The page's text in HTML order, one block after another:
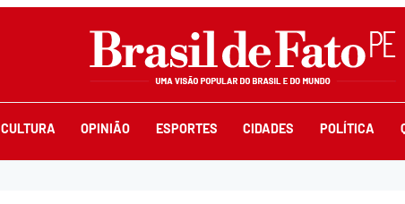
CULTURA OPINIÃO ESPORTES CIDADES POLÍTICA